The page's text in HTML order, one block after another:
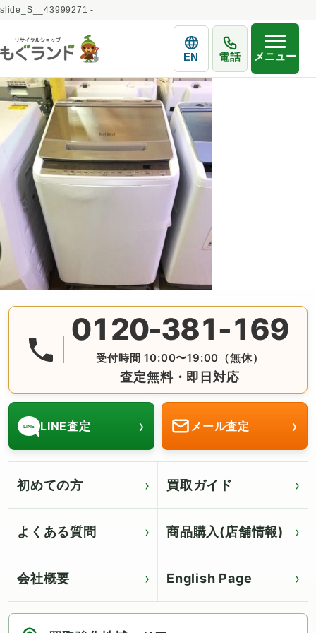
slide_S__43999271 -
EN 電話 メニュー
0120-381-169
受付時間 10:00〜19:00（無休）
査定無料・即日対応
無料の電話査定・見積もり お問合せは番号をタップ♪
LINE LINE査定 › メール査定 ›
初めての方 買取ガイド
よくある質問 商品購入(店舗情報)
会社概要 English Page
Click for English page